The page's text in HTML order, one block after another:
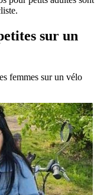
sur un
femmes sur un vélo